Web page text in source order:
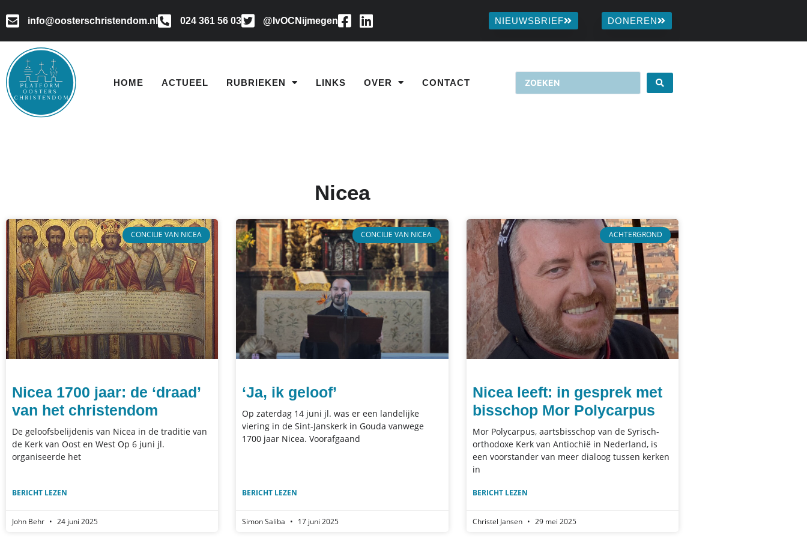
info@oosterschristendom.nl 024 361 56 03 @IvOCNijmegen NIEUWSBRIEF DONEREN
HOME ACTUEEL RUBRIEKEN LINKS OVER CONTACT
Nicea
CONCILIE VAN NICEA
Nicea 1700 jaar: de ‘draad’
van het christendom
De geloofsbelijdenis van Nicea in de traditie van
de Kerk van Oost en West Op 6 juni jl.
organiseerde het
BERICHT LEZEN
John Behr 24 juni 2025
CONCILIE VAN NICEA
‘Ja, ik geloof’
Op zaterdag 14 juni jl. was er een landelijke
viering in de Sint-Janskerk in Gouda vanwege
1700 jaar Nicea. Voorafgaand
BERICHT LEZEN
Simon Saliba 17 juni 2025
ACHTERGROND
Nicea leeft: in gesprek met
bisschop Mor Polycarpus
Mor Polycarpus, aartsbisschop van de Syrisch-
orthodoxe Kerk van Antiochië in Nederland, is
een voorstander van meer dialoog tussen kerken
in
BERICHT LEZEN
Christel Jansen 29 mei 2025